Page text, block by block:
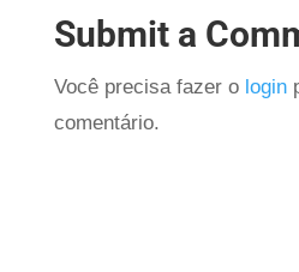
Submit a
Você precisa fazer o login
comentário.